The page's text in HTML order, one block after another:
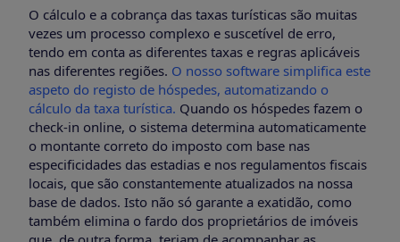
O cálculo e a cobrança das taxas turísticas são muitas
vezes um processo complexo e suscetível de erro,
tendo em conta as diferentes taxas e regras aplicáveis
nas diferentes regiões. O nosso software simplifica este
aspeto do registo de hóspedes, automatizando o
cálculo da taxa turística. Quando os hóspedes fazem o
check-in online, o sistema determina automaticamente
o montante correto do imposto com base nas
especificidades das estadias e nos regulamentos fiscais
locais, que são constantemente atualizados na nossa
base de dados. Isto não só garante a exatidão, como
também elimina o fardo dos proprietários de imóveis